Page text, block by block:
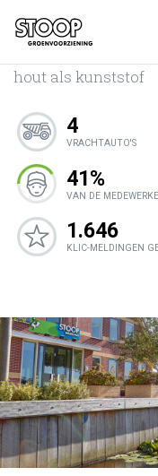
ONDERNEMEN
Damwanden
hout als kunststof
4
VRACHTAUTO'S
41%
VAN DE
1.646
KLIC-MELDINGEN